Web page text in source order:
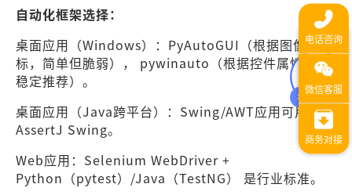
自动化框架选择：
桌面应用（Windows）：PyAutoGUI（根据图像/坐
标，简单但脆弱）， pywinauto（根据控件属性，更
稳定推荐）。
桌面应用（Java跨平台）：Swing/AWT应用可用
AssertJ Swing。
Web应用：Selenium WebDriver +
Python（pytest）/Java（TestNG） 是行业标准。